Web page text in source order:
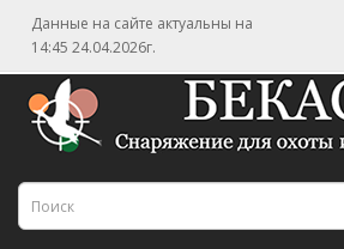
Данные на сайте актуальны на
14:45 24.04.2026г.